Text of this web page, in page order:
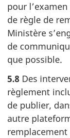
pour
de règle de
Ministère
de
que possible.
5.8 Des
règlement
de publier,
autre